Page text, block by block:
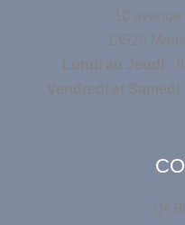
10
13520
Lundi au Jeudi :
Vendredi et Samedi :
04